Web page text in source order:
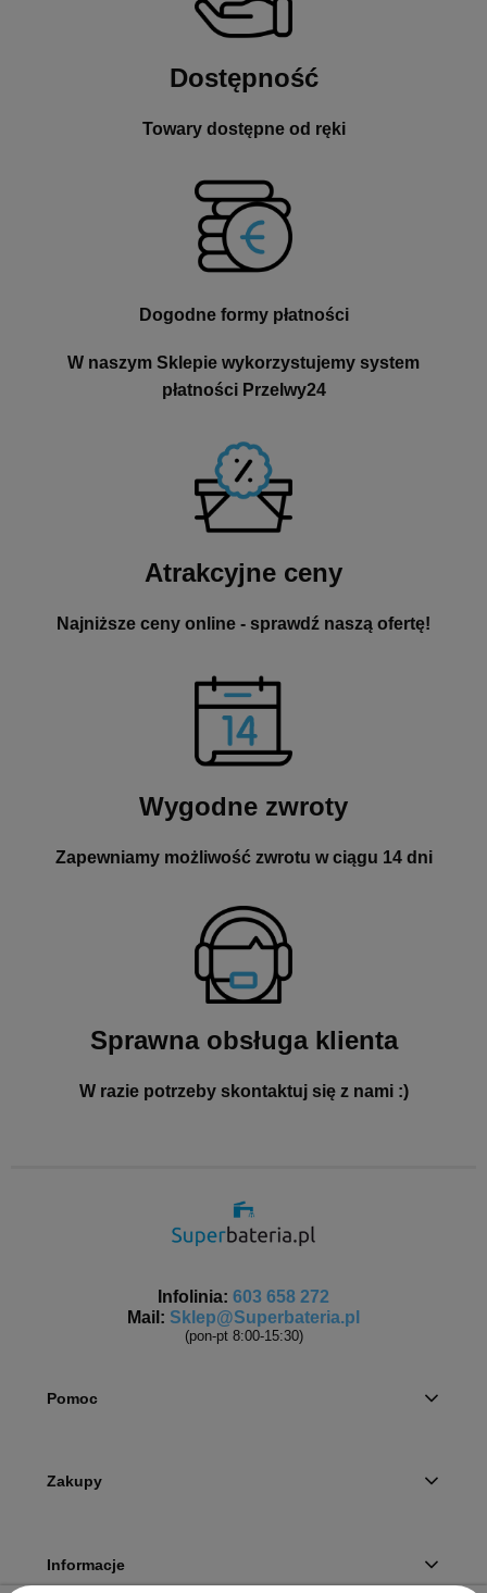
Dostępność
Towary dostępne od ręki
Dogodne formy płatności
W naszym Sklepie wykorzystujemy system
płatności Przelwy24
Atrakcyjne ceny
Najniższe ceny online - sprawdź naszą ofertę!
Wygodne zwroty
Zapewniamy możliwość zwrotu w ciągu 14 dni
Sprawna obsługa klienta
W razie potrzeby skontaktuj się z nami :)
Infolinia: 603 658 272
Mail: Sklep@Superbateria.pl
(pon-pt 8:00-15:30)
Pomoc
Zakupy
Informacje